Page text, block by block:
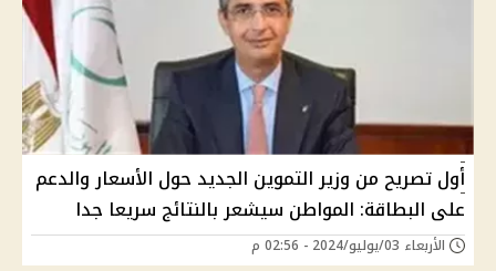
أول تصريح من وزير التموين الجديد حول الأسعار والدعم
على البطاقة: المواطن سيشعر بالنتائج سريعا جدا
الأربعاء 03/يوليو/2024 - 02:56 م